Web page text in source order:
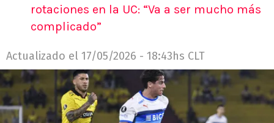
rotaciones en la UC: “Va a ser mucho más
complicado”
Actualizado el 17/05/2026 - 18:43hs CLT